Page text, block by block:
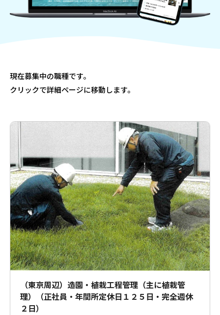
現在募集中の職種です。
クリックで詳細ページに移動します。
（東京周辺）造園・植栽工程管理（主に植栽管
理）（正社員・年間所定休日１２５日・完全週休
２日）